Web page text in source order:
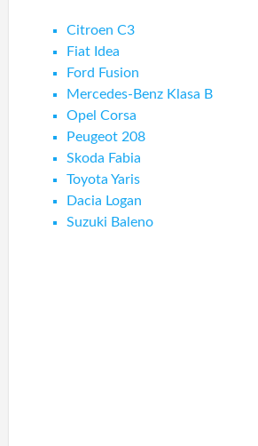
Citroen C3
Fiat Idea
Ford Fusion
Mercedes-Benz Klasa B
Opel Corsa
Peugeot 208
Skoda Fabia
Toyota Yaris
Dacia Logan
Suzuki Baleno